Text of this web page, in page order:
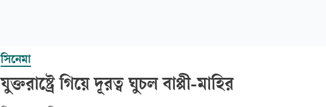
সিনেমা
যুক্তরাষ্ট্রে গিয়ে দূরত্ব ঘুচল বাপ্পী-মাহির